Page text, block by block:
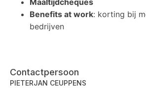
Maaltijdcheques
Benefits at work: korting bij
bedrijven
Contactpersoon
PIETERJAN CEUPPENS